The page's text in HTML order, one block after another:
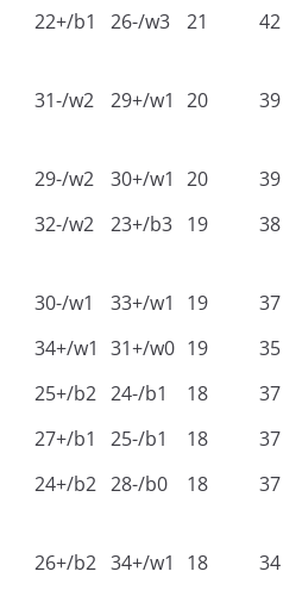
22+/b1 26-/w3 21 42
31-/w2 29+/w1 20 39
29-/w2 30+/w1 20
39
32-/w2 23+/b3 19 38
30-/w1 33+/w1 19
37
34+/w1 31+/w0 19
35
25+/b2 24-/b1 18
37
27+/b1 25-/b1 18
37
24+/b2 28-/b0 18 37
26+/b2 34+/w1 18 34